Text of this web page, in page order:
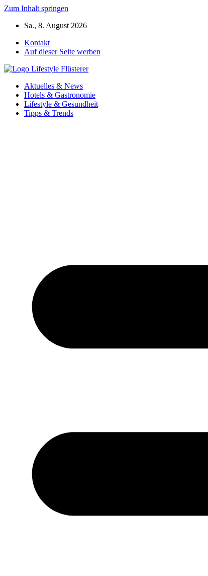
Zum Inhalt springen
Sa., 8. August 2026
Kontakt
Auf dieser Seite werben
Aktuelles & News
Hotels & Gastronomie
Lifestyle & Gesundheit
Tipps & Trends